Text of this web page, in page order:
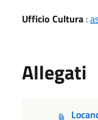
Ufficio Cultura :
Allegati